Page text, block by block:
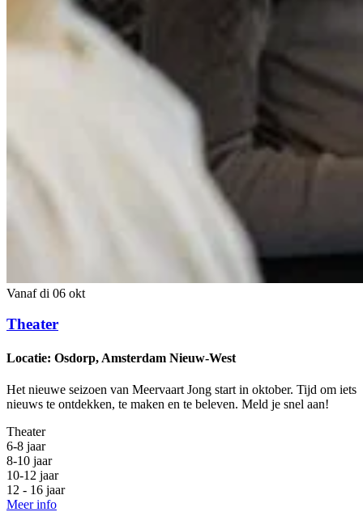
Vanaf di 06 okt
Theater
Locatie: Osdorp, Amsterdam Nieuw-West
Het nieuwe seizoen van Meervaart Jong start in oktober. Tijd om iets
nieuws te ontdekken, te maken en te beleven. Meld je snel aan!
Theater
6-8 jaar
8-10 jaar
10-12 jaar
12 - 16 jaar
Meer info